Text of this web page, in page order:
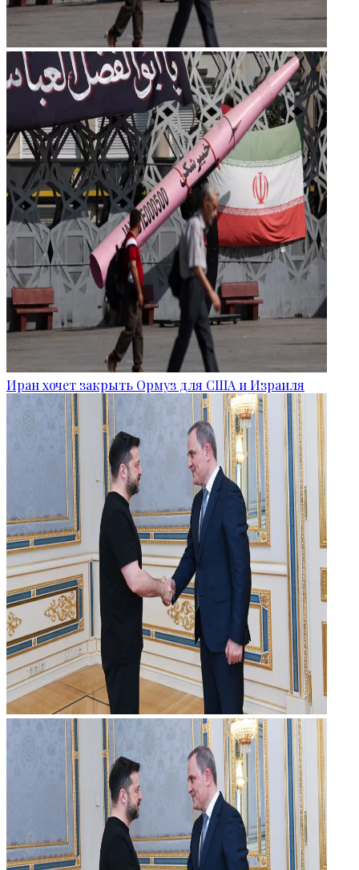
Иран хочет закрыть Ормуз для США и Израиля